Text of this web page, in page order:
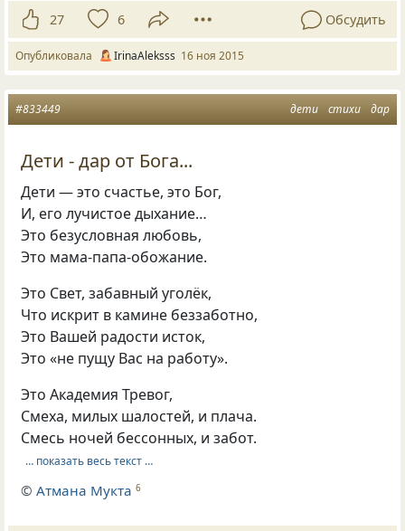
27 6 Обсудить
Опубликовала IrinaAleksss 16 ноя 2015
дети стихи дар
#833449
Дети - дар от Бога...
Дети — это счастье, это Бог,
И, его лучистое дыхание…
Это безусловная любовь,
Это мама-папа-обожание.
Это Свет, забавный уголёк,
Что искрит в камине беззаботно,
Это Вашей радости исток,
Это «не пущу Вас на работу».
Это Академия Тревог,
Смеха, милых шалостей, и плача.
Смесь ночей бессонных, и забот.
… показать весь текст …
©Атмана Мукта 6